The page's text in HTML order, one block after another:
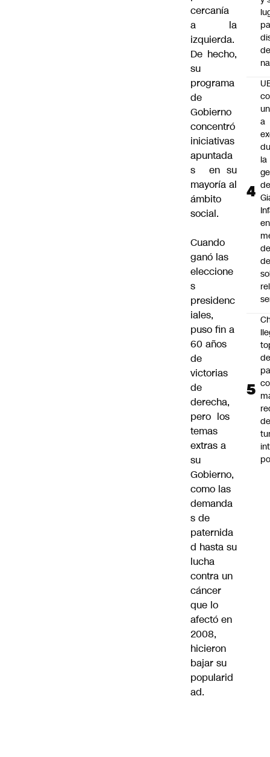
cercanía
a la
izquierda.
De hecho,
su
programa
de
Gobierno
concentró
iniciativas
apuntada
s
en su
mayoría al
ámbito
social.
Cuando
ganó las
eleccione
s
presidenc
iales,
puso fin a
60 años
de
victorias
de
derecha,
pero los
temas
extras a
su
Gobierno,
como las
demanda
s de
paternida
d hasta su
lucha
contra un
cáncer
que lo
afectó en
2008,
hicieron
bajar su
popularid
ad.
a
la
de
en
de